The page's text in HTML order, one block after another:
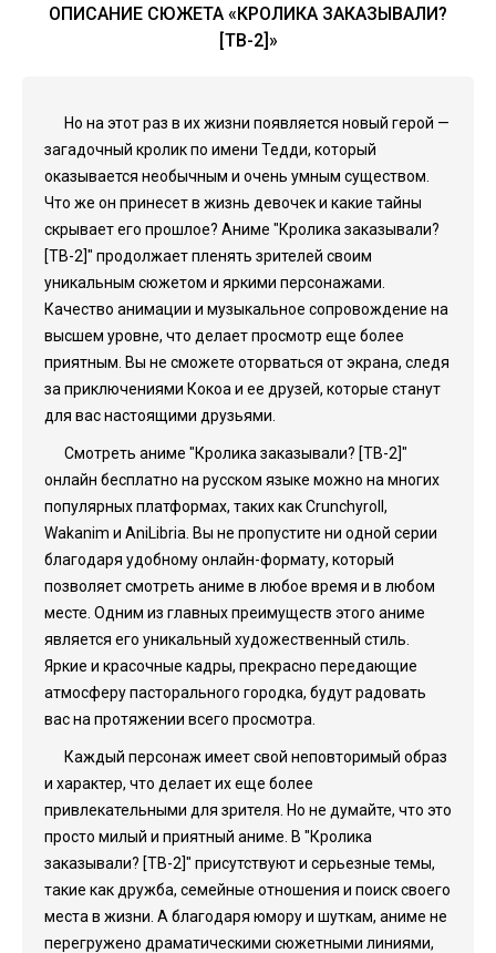
ОПИСАНИЕ СЮЖЕТА «КРОЛИКА ЗАКАЗЫВАЛИ?
[ТВ-2]»
Но на этот раз в их жизни появляется новый герой —
загадочный кролик по имени Тедди, который
оказывается необычным и очень умным существом.
Что же он принесет в жизнь девочек и какие тайны
скрывает его прошлое? Аниме "Кролика заказывали?
[ТВ-2]" продолжает пленять зрителей своим
уникальным сюжетом и яркими персонажами.
Качество анимации и музыкальное сопровождение на
высшем уровне, что делает просмотр еще более
приятным. Вы не сможете оторваться от экрана, следя
за приключениями Кокоа и ее друзей, которые станут
для вас настоящими друзьями.
Смотреть аниме "Кролика заказывали? [ТВ-2]"
онлайн бесплатно на русском языке можно на многих
популярных платформах, таких как Crunchyroll,
Wakanim и AniLibria. Вы не пропустите ни одной серии
благодаря удобному онлайн-формату, который
позволяет смотреть аниме в любое время и в любом
месте. Одним из главных преимуществ этого аниме
является его уникальный художественный стиль.
Яркие и красочные кадры, прекрасно передающие
атмосферу пасторального городка, будут радовать
вас на протяжении всего просмотра.
Каждый персонаж имеет свой неповторимый образ
и характер, что делает их еще более
привлекательными для зрителя. Но не думайте, что это
просто милый и приятный аниме. В "Кролика
заказывали? [ТВ-2]" присутствуют и серьезные темы,
такие как дружба, семейные отношения и поиск своего
места в жизни. А благодаря юмору и шуткам, аниме не
перегружено драматическими сюжетными линиями,